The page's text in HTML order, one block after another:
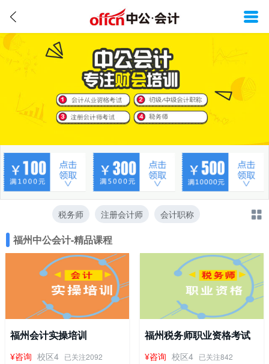
税务师 注册会计师 会计职称
福州中公会计-精品课程
福州会计实操培训
¥咨询 校区4 已关注2092
福州税务师职业资格考试
培训
¥咨询 校区4 已关注842